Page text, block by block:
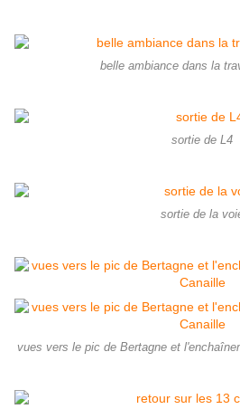
belle ambiance dans la
sortie de L4
sortie de la
vues vers le pic de Bertagne et